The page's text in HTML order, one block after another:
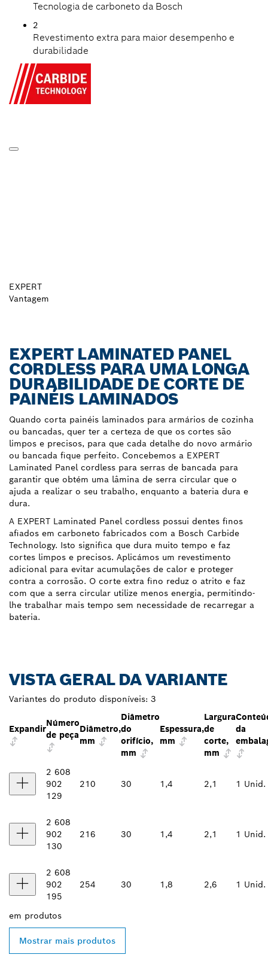
Tecnologia de carboneto da Bosch
2
Revestimento extra para maior desempenho e
durabilidade
EXPERT
Vantagem
EXPERT LAMINATED PANEL
CORDLESS PARA UMA LONGA
DURABILIDADE DE CORTE DE
PAINÉIS LAMINADOS
Quando corta painéis laminados para armários de cozinha
ou bancadas, quer ter a certeza de que os cortes são
limpos e precisos, para que cada detalhe do novo armário
ou bancada fique perfeito. Concebemos a EXPERT
Laminated Panel cordless para serras de bancada para
garantir que obtém uma lâmina de serra circular que o
ajuda a realizar o seu trabalho, enquanto a bateria dura e
dura.
A EXPERT Laminated Panel cordless possui dentes finos
afiados em carboneto fabricados com a Bosch Carbide
Technology. Isto significa que dura muito tempo e faz
cortes limpos e precisos. Aplicámos um revestimento
adicional para evitar acumulações de calor e proteger
contra a corrosão. O corte extra fino reduz o atrito e faz
com que a serra circular utilize menos energia, permitindo-
lhe trabalhar mais tempo sem necessidade de recarregar a
bateria.
VISTA GERAL DA VARIANTE
Variantes do produto disponíveis: 3
Expandir
Número
de peça
Diâmetro,
mm
Diâmetro
do
orifício,
mm
Espessura,
mm
Largura
de
corte,
mm
da
2 608
902
129
210 30 1,4 2,1 1 Unid.
2 608
902
130
216 30 1,4 2,1 1 Unid.
2 608
902
195
254 30 1,8 2,6 1 Unid.
em produtos
Mostrar mais produtos